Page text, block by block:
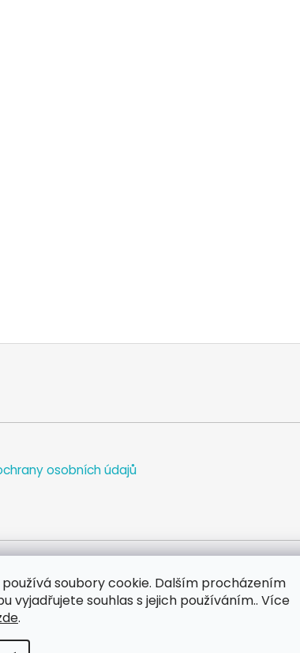
soubory cookie. Dalším procházením
vyjadřujete souhlas s jejich používáním.. Více
.
osobních údajů
WEB FACEBOOK INSTAGRAM YOUTUBE
vyhrazena.